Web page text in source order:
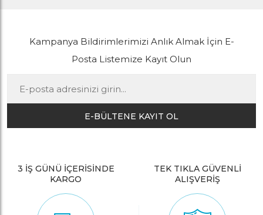
Kampanya Bildirimlerimizi Anlık Almak İçin E-
Posta Listemize Kayıt Olun
E-BÜLTENE KAYIT OL
3 İŞ GÜNÜ İÇERİSİNDE
KARGO
TEK TIKLA GÜVENLİ
ALIŞVERİŞ